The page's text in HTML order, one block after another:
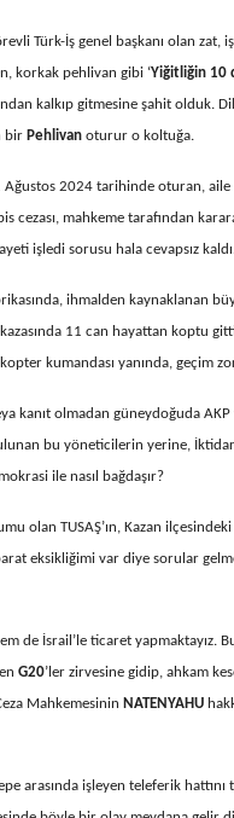
Türk-İş genel başkanı olan
korkak pehlivan gibi ‘Yiğitliğin 10
kalkıp gitmesine şahit olduk.
bir Pehlivan oturur o koltuğa.
Ağustos 2024 tarihinde oturan,
cezası, mahkeme tarafından
işledi sorusu hala cevapsız
ihmalden kaynaklanan
11 can hayattan koptu
kumandası yanında, geçim
kanıt olmadan güneydoğuda
bu yöneticilerin yerine,
ile nasıl bağdaşır?
olan TUSAŞ’ın, Kazan
eksikliğimi var diye sorular
de İsrail’le ticaret yapmaktayız.
G20’ler zirvesine gidip, ahkam
Mahkemesinin NATENYAHU
arasında işleyen teleferik